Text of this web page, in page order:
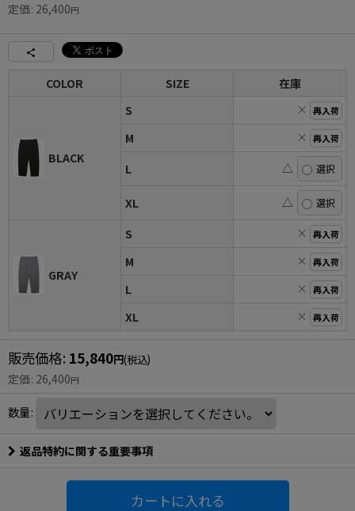
定価: 26,400円
COLOR SIZE 在庫
BLACK
S × 再入荷
M × 再入荷
L △
XL △
GRAY
S × 再入荷
M × 再入荷
L × 再入荷
XL × 再入荷
販売価格: 15,840円(税込)
定価: 26,400円
数量:
返品特約に関する重要事項
カートに入れる